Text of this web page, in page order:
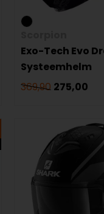
Exo-Tech Evo
Systeemhelm
369,90 275,00